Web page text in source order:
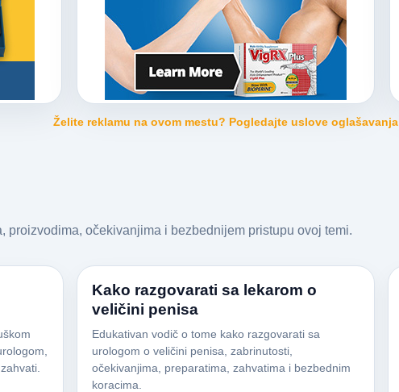
Želite reklamu na ovom mestu? Pogledajte uslove oglašavanja
proizvodima, očekivanjima i bezbednijem pristupu ovoj temi.
Kako razgovarati sa lekarom o
veličini penisa
Edukativan vodič o tome kako razgovarati sa
urologom o veličini penisa, zabrinutosti,
očekivanjima, preparatima, zahvatima i bezbednim
koracima.